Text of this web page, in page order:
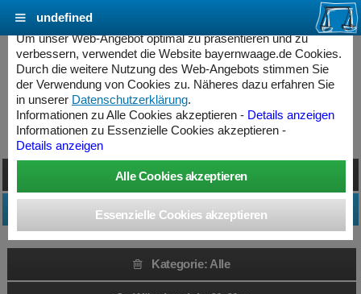
Produkte » Alle
Kategorie: Alle » Wägebereich: 61-61 g
Darstellung umschalten
Produktfilter anpassen
Kategorie: Alle
Cookie Einstellungen - bayernwaage.de
Um unser Web-Angebot optimal zu präsentieren und zu
verbessern, verwendet die Website bayernwaage.de Cookies.
Durch die weitere Nutzung des Web-Angebots stimmen Sie
der Verwendung von Cookies zu. Näheres dazu erfahren Sie
in unserer Datenschutzerklärung.
Informationen zu Alle Cookies akzeptieren - Details anzeigen
Informationen zu Essenzielle Cookies akzeptieren -
Details anzeigen
undefined